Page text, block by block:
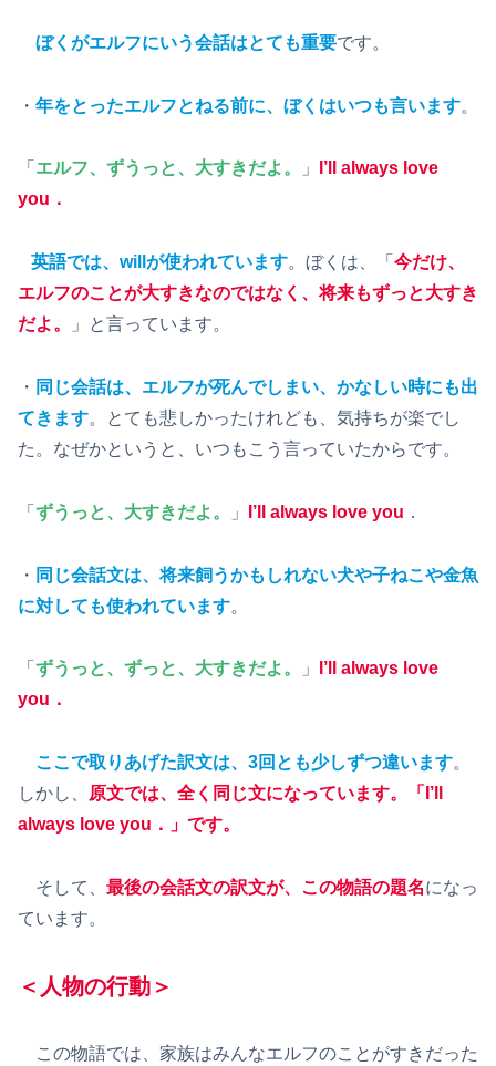
ぼくがエルフにいう会話はとても重要です。
・ 年をとったエルフとねる前に、ぼくはいつも言います。
「 エルフ、ずうっと、大すきだよ。 」
I’ll always love
you．
英語では、willが使われています。ぼくは、「 今だけ、
エルフのことが大すきなのではなく、将来もずっと大すき
だよ。
」と言っています。
・ 同じ会話は、エルフが死んでしまい、かなしい時にも出
てきます。とても悲しかったけれども、気持ちが楽でし
た。なぜかというと、いつもこう言っていたからです。
「 ずうっと、大すきだよ。 」 I’ll always love you ．
・ 同じ会話文は、将来飼うかもしれない犬や子ねこや金魚
に対しても使われています。
「 ずうっと、ずっと、大すきだよ。 」
I’ll always love
you．
ここで取りあげた訳文は、3回とも少しずつ違います。
しかし、
原文では、全く同じ文になっています。「I’ll
always love you．」です。
そして、 最後の会話文の訳文が、この物語の題名になっ
ています。
＜人物の行動＞
この物語では、家族はみんなエルフのことがすきだった